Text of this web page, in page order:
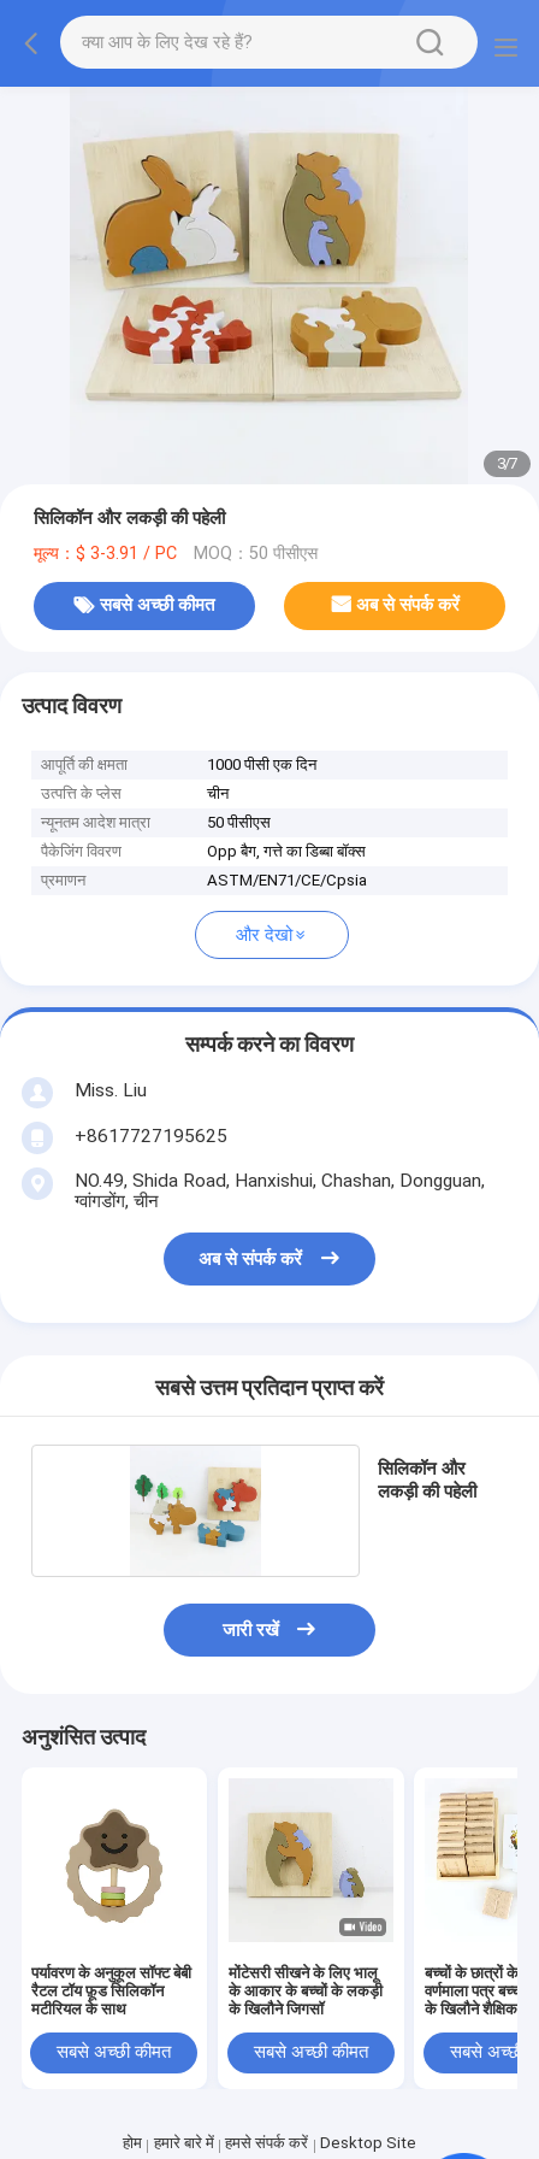
3/7
सिलिकॉन और लकड़ी की पहेली
मूल्य：$ 3-3.91 / PC MOQ：50 पीसीएस
सबसे अच्छी कीमत अब से संपर्क करें
उत्पाद विवरण
आपूर्ति की क्षमता
1000 पीसी एक दिन
उत्पत्ति के प्लेस
चीन
न्यूनतम आदेश मात्रा
50 पीसीएस
पैकेजिंग विवरण
Opp बैग, गत्ते का डिब्बा बॉक्स
प्रमाणन
ASTM/EN71/CE/Cpsia
और देखो
सम्पर्क करने का विवरण
Miss. Liu
+8617727195625
NO.49, Shida Road, Hanxishui, Chashan, Dongguan,
ग्वांगडोंग, चीन
अब से संपर्क करें
सबसे उत्तम प्रतिदान प्राप्त करें
सिलिकॉन और
लकड़ी की पहेली
जारी रखें
अनुशंसित उत्पाद
पर्यावरण के अनुकूल सॉफ्ट बेबी
रैटल टॉय फ़ूड सिलिकॉन
मटीरियल के साथ
सबसे अच्छी कीमत
मोंटेसरी सीखने के लिए भालू
के आकार के बच्चों के लकड़ी
के खिलौने जिगसॉ
सबसे अच्छी कीमत
बच्चों के छात्रों के
वर्णमाला पत्र
के खिलौने शैक्षिक
सबसे अच्छी
होम हमारे बारे में हमसे संपर्क करें
Desktop Site